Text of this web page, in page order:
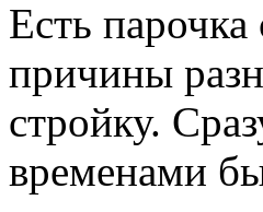
Есть
причины
стройку.
временами